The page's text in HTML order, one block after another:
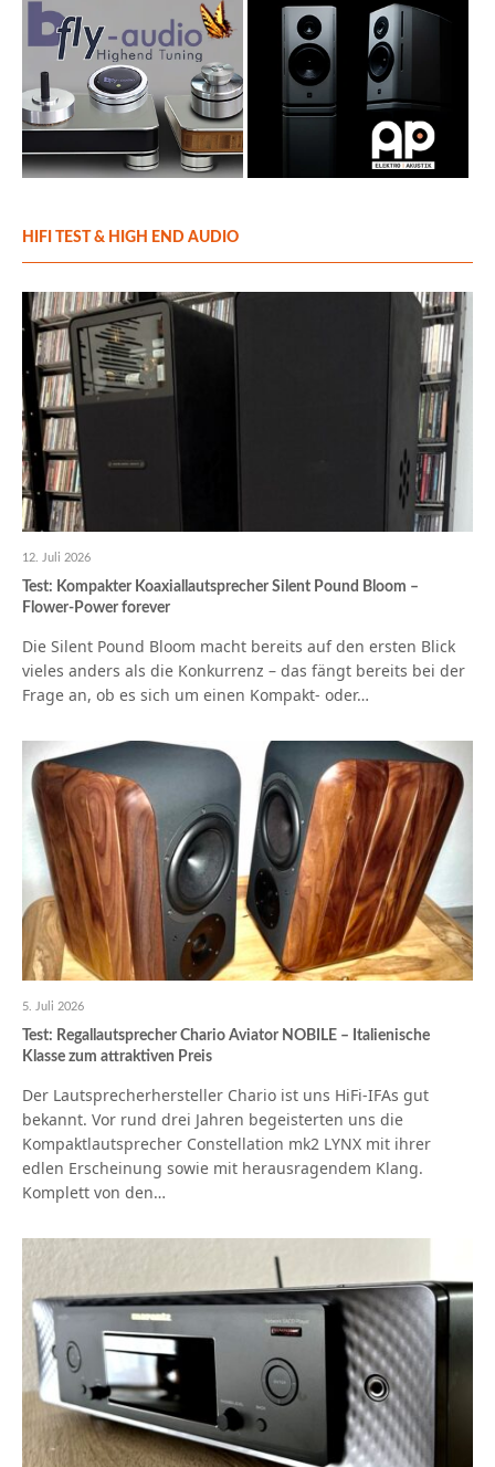
HIFI TEST & HIGH END AUDIO
12. Juli 2026
Test: Kompakter Koaxiallautsprecher Silent Pound Bloom –
Flower-Power forever
Die Silent Pound Bloom macht bereits auf den ersten Blick
vieles anders als die Konkurrenz – das fängt bereits bei der
Frage an, ob es sich um einen Kompakt- oder…
5. Juli 2026
Test: Regallautsprecher Chario Aviator NOBILE – Italienische
Klasse zum attraktiven Preis
Der Lautsprecherhersteller Chario ist uns HiFi-IFAs gut
bekannt. Vor rund drei Jahren begeisterten uns die
Kompaktlautsprecher Constellation mk2 LYNX mit ihrer
edlen Erscheinung sowie mit herausragendem Klang.
Komplett von den…